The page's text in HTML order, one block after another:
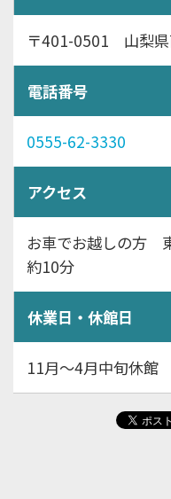
〒401-0501 山梨県
電話番号
0555-62-3330
アクセス
お車でお越しの方
約10分
休業日・休館日
11月～4月中旬休館